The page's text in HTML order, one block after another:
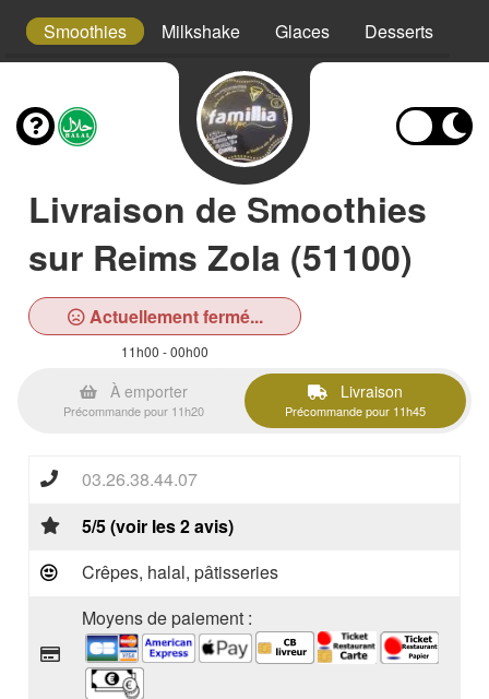
Smoothies Milkshake Glaces Desserts
Livraison de Smoothies
sur Reims Zola (51100)
Actuellement fermé...
11h00 - 00h00
À emporter
Précommande pour 11h20
Livraison
Précommande pour 11h45
03.26.38.44.07
5/5 (voir les 2 avis)
Crêpes, halal, pâtisseries
Moyens de paiement :